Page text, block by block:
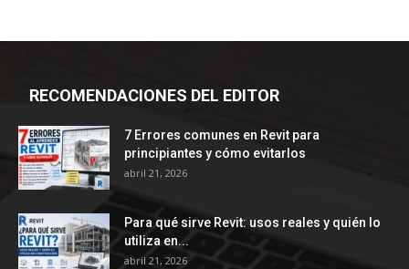
RECOMENDACIONES DEL EDITOR
7 Errores comunes en Revit para
principiantes y cómo evitarlos
abril 21, 2026
Para qué sirve Revit: usos reales y quién lo
utiliza en...
abril 21, 2026